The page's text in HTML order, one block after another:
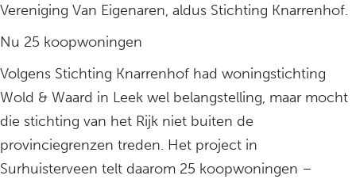
Vereniging Van Eigenaren, aldus Stichting Knarrenhof.
Nu 25 koopwoningen
Volgens Stichting Knarrenhof had woningstichting
Wold & Waard in Leek wel belangstelling, maar mocht
die stichting van het Rijk niet buiten de
provinciegrenzen treden. Het project in
Surhuisterveen telt daarom 25 koopwoningen –